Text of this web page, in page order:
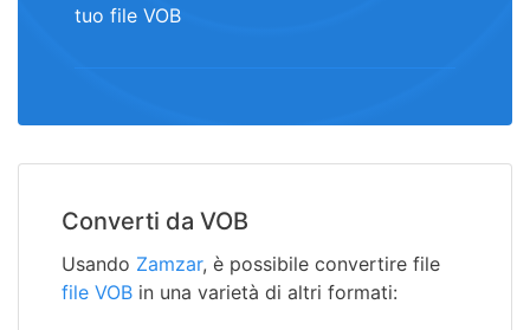
tuo file VOB
Converti da VOB
Usando Zamzar, è possibile convertire file
file VOB in una varietà di altri formati: